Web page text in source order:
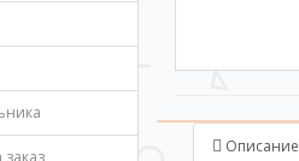
Описание